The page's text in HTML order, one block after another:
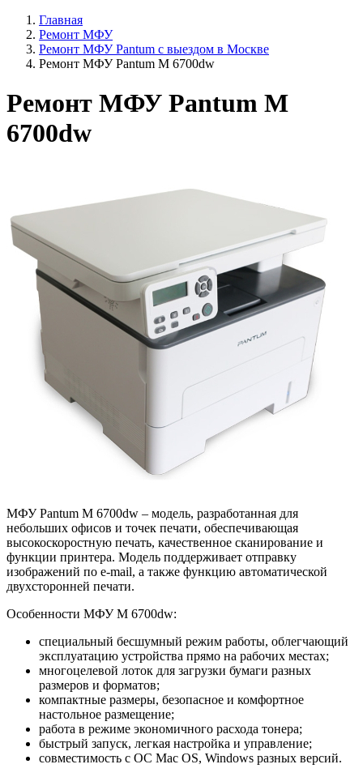
Главная
Ремонт МФУ
Ремонт МФУ Pantum с выездом в Москве
Ремонт МФУ Pantum M 6700dw
Ремонт МФУ Pantum M
6700dw
МФУ Pantum M 6700dw – модель, разработанная для
небольших офисов и точек печати, обеспечивающая
высокоскоростную печать, качественное сканирование и
функции принтера. Модель поддерживает отправку
изображений по e-mail, а также функцию автоматической
двухсторонней печати.
Особенности МФУ M 6700dw:
специальный бесшумный режим работы, облегчающий
эксплуатацию устройства прямо на рабочих местах;
многоцелевой лоток для загрузки бумаги разных
размеров и форматов;
компактные размеры, безопасное и комфортное
настольное размещение;
работа в режиме экономичного расхода тонера;
быстрый запуск, легкая настройка и управление;
совместимость с ОС Mac OS, Windows разных версий.